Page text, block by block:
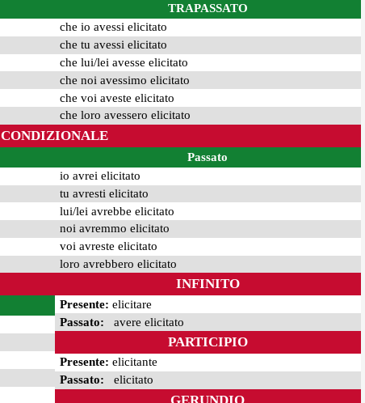
TRAPASSATO
che io avessi elicitato
che tu avessi elicitato
che lui/lei avesse elicitato
che noi avessimo elicitato
che voi aveste elicitato
che loro avessero elicitato
CONDIZIONALE
Passato
io avrei elicitato
tu avresti elicitato
lui/lei avrebbe elicitato
noi avremmo elicitato
voi avreste elicitato
loro avrebbero elicitato
INFINITO
Presente: elicitare
Passato: avere elicitato
PARTICIPIO
Presente: elicitante
Passato: elicitato
GERUNDIO